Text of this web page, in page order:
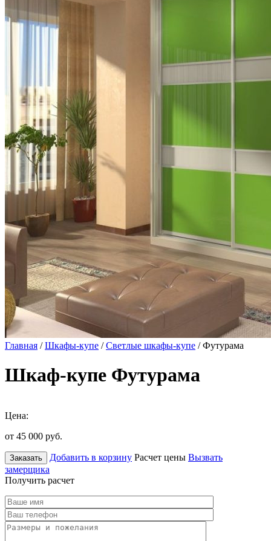
Главная /Шкафы-купе /Светлые шкафы-купе / Футурама
Шкаф-купе Футурама
Цена:
от 45 000 руб.
Заказать Добавить в корзину Расчет цены Вызвать
замерщика
Получить расчет